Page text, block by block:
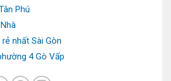
Phú
nhất Sài Gòn
4 Gò Vấp